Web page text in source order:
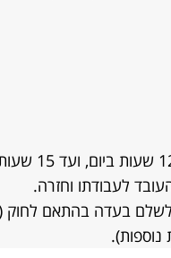
מעביד יכול
לעבודתו וחזרה.